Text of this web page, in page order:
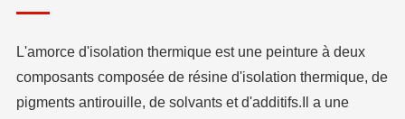
L'amorce d'isolation thermique est une peinture à deux
composants composée de résine d'isolation thermique, de
pigments antirouille, de solvants et d'additifs.Il a une